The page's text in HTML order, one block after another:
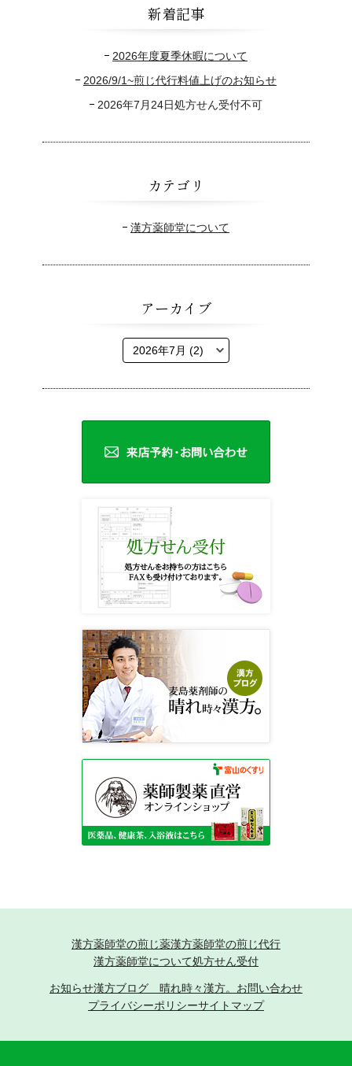
新着記事
2026年度夏季休暇について
2026/9/1~煎じ代行料値上げのお知らせ
2026年7月24日処方せん受付不可
カテゴリ
漢方薬師堂について
アーカイブ
漢方薬師堂の煎じ薬漢方薬師堂の煎じ代行
漢方薬師堂について処方せん受付
お知らせ漢方ブログ 晴れ時々漢方。 お問い合わせ
プライバシーポリシーサイトマップ